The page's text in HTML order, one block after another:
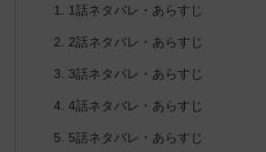
1話ネタバレ・あらすじ
2話ネタバレ・あらすじ
3話ネタバレ・あらすじ
4話ネタバレ・あらすじ
5話ネタバレ・あらすじ